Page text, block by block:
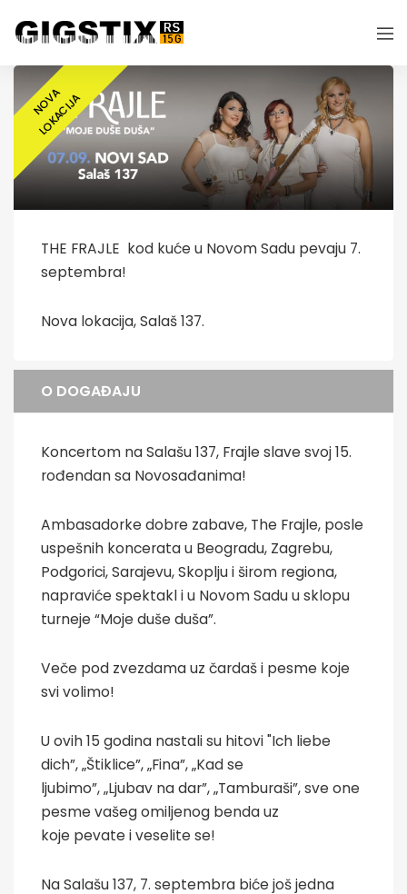
N
O
V
A
L
O
K
A
C
I
J
A
THE FRAJLE kod kuće u Novom Sadu pevaju 7.
septembra!
Nova lokacija, Salaš 137.
O DOGAĐAJU
Koncertom na Salašu 137, Frajle slave svoj 15.
rođendan sa Novosađanima!
Ambasadorke dobre zabave, The Frajle, posle
uspešnih koncerata u Beogradu, Zagrebu,
Podgorici, Sarajevu, Skoplju i širom regiona,
napraviće spektakl i u Novom Sadu u sklopu
turneje “Moje duše duša”.
Veče pod zvezdama uz čardaš i pesme koje
svi volimo!
U ovih 15 godina nastali su hitovi "Ich liebe
dich”, „Štiklice”, „Fina”, „Kad se
ljubimo”, „Ljubav na dar”, „Tamburaši”, sve one
pesme vašeg omiljenog benda uz
koje pevate i veselite se!
Na Salašu 137, 7. septembra biće još jedna